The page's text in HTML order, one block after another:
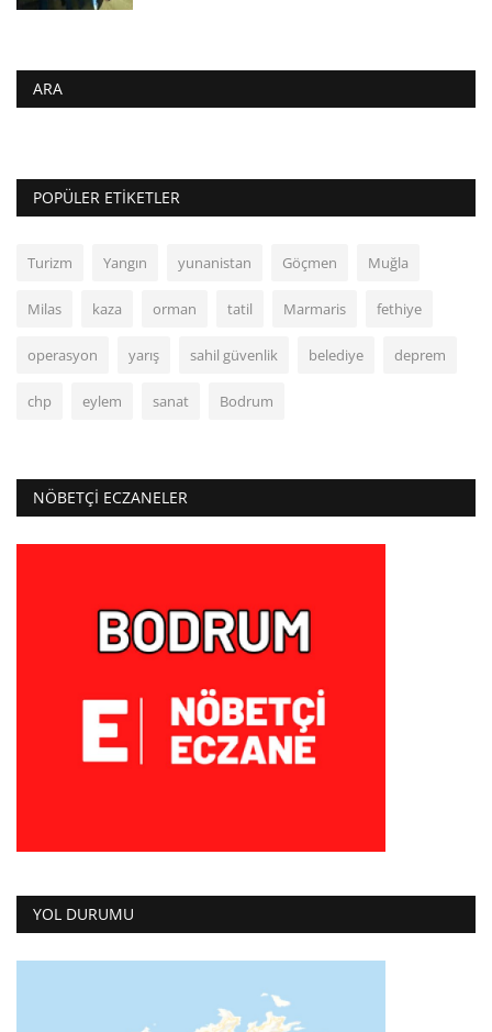
ARA
POPÜLER ETIKETLER
Turizm Yangın yunanistan Göçmen Muğla
Milas kaza orman tatil Marmaris fethiye
operasyon yarış sahil güvenlik belediye deprem
chp eylem sanat Bodrum
NÖBETÇI ECZANELER
YOL DURUMU